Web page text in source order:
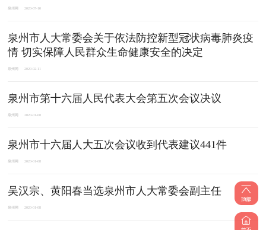
泉州网 2020-07-10
泉州市人大常委会关于依法防控新型冠状病毒肺炎疫
情 切实保障人民群众生命健康安全的决定
泉州网 2020-02-11
泉州市第十六届人民代表大会第五次会议决议
泉州网 2020-01-08
泉州市十六届人大五次会议收到代表建议441件
泉州网 2020-01-08
吴汉宗、黄阳春当选泉州市人大常委会副主任
泉州网 2020-01-08